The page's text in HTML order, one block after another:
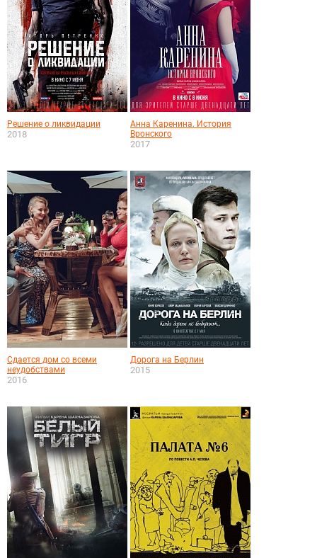
Решение о ликвидации
2018
Анна Каренина. История
Вронского
2017
Сдается дом со всеми
неудобствами
2016
Дорога на Берлин
2015